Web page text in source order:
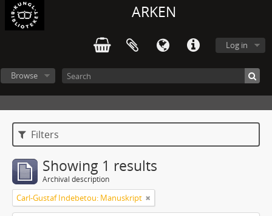
ARKEN
Log in
Browse
Filters
Showing 1 results
Archival description
Carl-Gustaf Indebetou: Manuskript